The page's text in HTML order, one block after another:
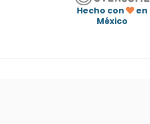
Hecho con
en
México